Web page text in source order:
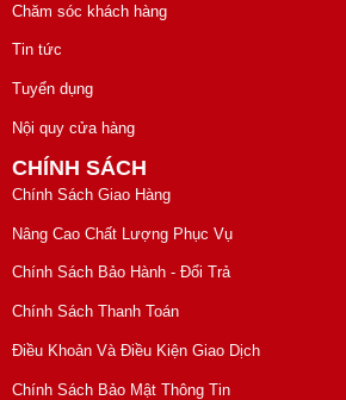
Chăm sóc khách hàng
Tin tức
Tuyển dụng
Nội quy cửa hàng
CHÍNH SÁCH
Chính Sách Giao Hàng
Nâng Cao Chất Lượng Phục Vụ
Chính Sách Bảo Hành - Đổi Trả
Chính Sách Thanh Toán
Điều Khoản Và Điều Kiện Giao Dịch
Chính Sách Bảo Mật Thông Tin